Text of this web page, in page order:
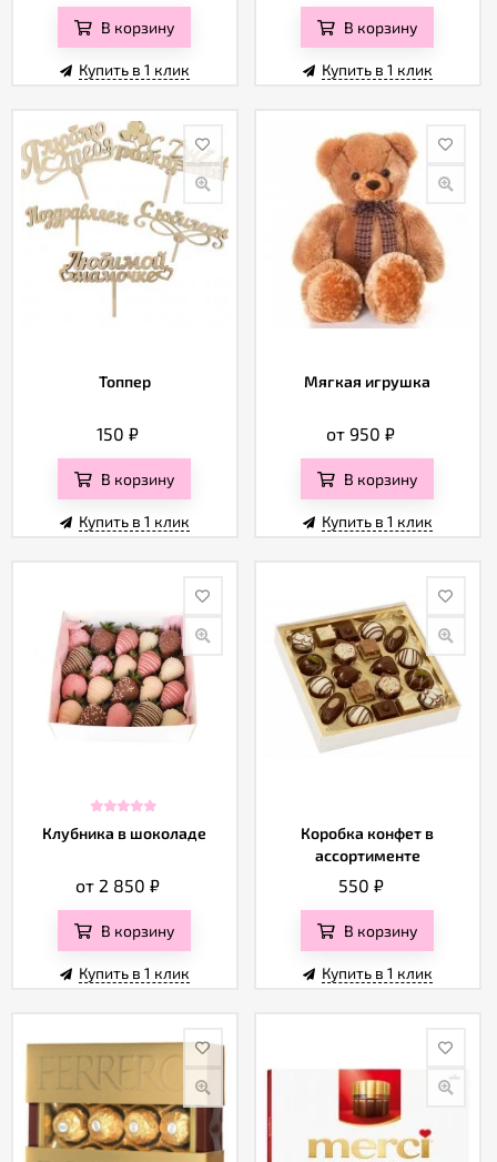
В корзину
Купить в 1 клик
В корзину
Купить в 1 клик
Топпер
150₽
В корзину
Купить в 1 клик
Мягкая игрушка
от 950₽
В корзину
Купить в 1 клик
Клубника в шоколаде
от 2 850₽
В корзину
Купить в 1 клик
Коробка конфет в
ассортименте
550 ₽
В корзину
Купить в 1 клик